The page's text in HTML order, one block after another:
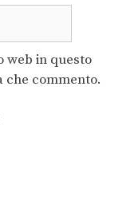
web in questo
che commento.